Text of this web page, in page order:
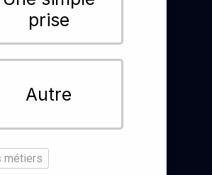
prise
Autre
métiers